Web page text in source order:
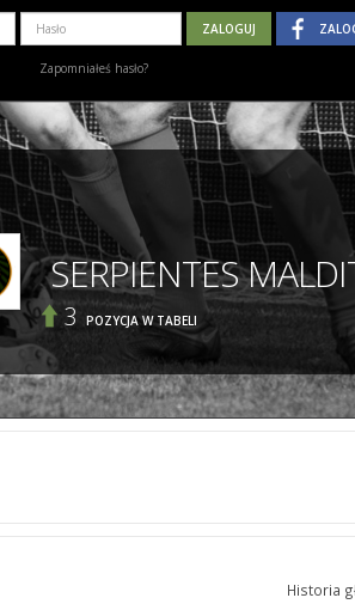
Zapomniałeś hasło?
SERPIENTES
3 POZYCJA W TABELI
Historia